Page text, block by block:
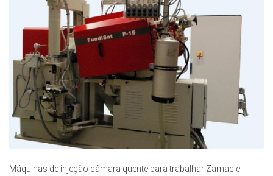
Máquinas de injeção câmara quente para trabalhar Zamac e